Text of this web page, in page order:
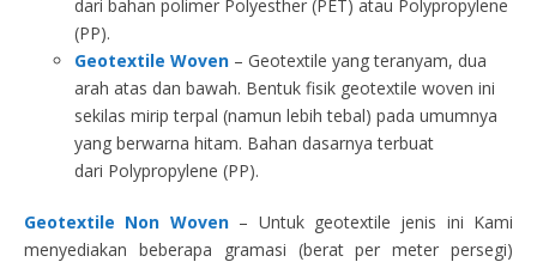
dari bahan polimer Polyesther (PET) atau Polypropylene
(PP).
Geotextile Woven – Geotextile yang teranyam, dua
arah atas dan bawah. Bentuk fisik geotextile woven ini
sekilas mirip terpal (namun lebih tebal) pada umumnya
yang berwarna hitam. Bahan dasarnya terbuat
dari Polypropylene (PP).
Geotextile Non Woven– Untuk geotextile jenis ini Kami
menyediakan beberapa gramasi (berat per meter persegi)